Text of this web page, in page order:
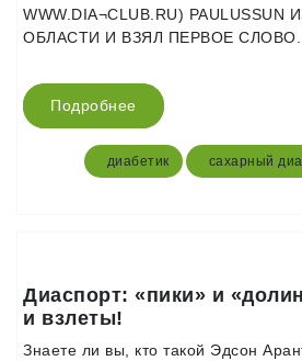
WWW.DIA¬CLUB.RU)
ОБЛАСТИ И ВЗЯЛ ПЕРВОЕ СЛОВО.
Подробнее
диабетик сахарный
Диаспорт: «пики» и
и взлеты!
Знаете ли вы, кто такой Эдсон